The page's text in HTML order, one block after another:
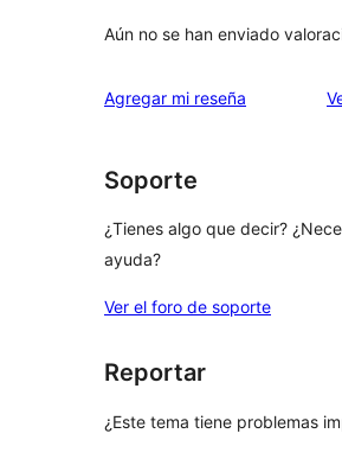
Aún no se han enviado
Agregar mi reseña
Soporte
¿Tienes algo que decir?
ayuda?
Ver el foro de soporte
Reportar
¿Este tema tiene problemas